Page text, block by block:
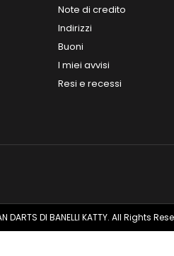
Note di credito
Indirizzi
Buoni
I miei avvisi
Resi e recessi
DI BANELLI KATTY. All Rights